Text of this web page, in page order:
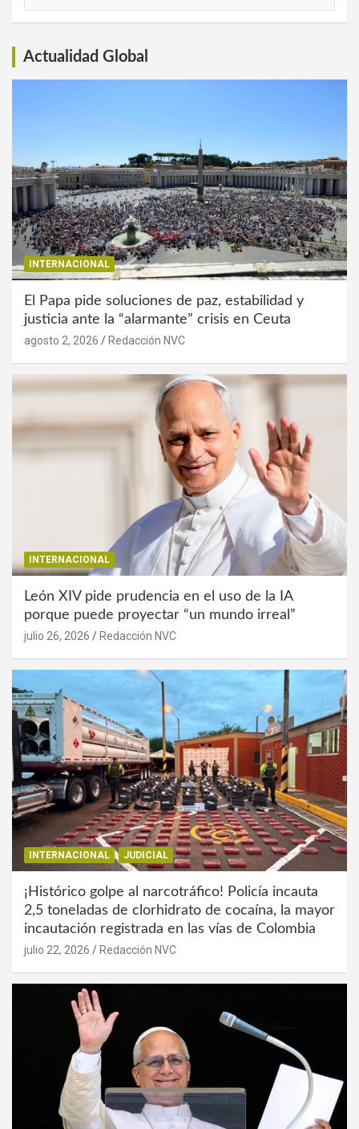
Actualidad Global
INTERNACIONAL
El Papa pide soluciones de paz, estabilidad y
justicia ante la “alarmante” crisis en Ceuta
agosto 2, 2026 Redacción NVC
INTERNACIONAL
León XIV pide prudencia en el uso de la IA
porque puede proyectar “un mundo irreal”
julio 26, 2026 Redacción NVC
INTERNACIONAL JUDICIAL
¡Histórico golpe al narcotráfico! Policía incauta
2,5 toneladas de clorhidrato de cocaína, la mayor
incautación registrada en las vías de Colombia
julio 22, 2026 Redacción NVC